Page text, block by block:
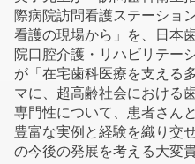
際病院訪問看護ステーショ
看護の現場から」を、日本
院口腔介護・リハビリテー
が「在宅歯科医療を支える
マに、超高齢社会における
専門性について、患者さん
豊富な実例と経験を織り交
の今後の発展を考える大変